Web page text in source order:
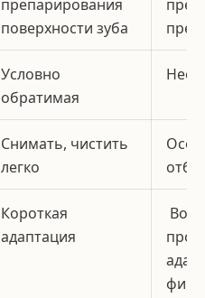
поверхности зуба
Условно
обратимая
Снимать, чистить
легко
Короткая
адаптация